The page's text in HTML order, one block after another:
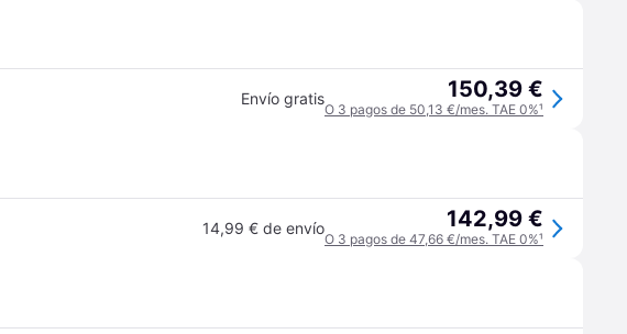
Envío gratis 150,39 €
O 3 pagos de 50,13 €/mes. TAE 0%¹
14,99 € de envío 142,99 €
O 3 pagos de 47,66 €/mes. TAE 0%¹